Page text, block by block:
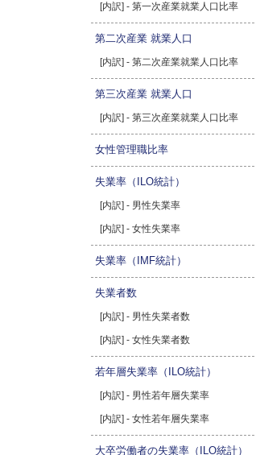
[内訳] - 第一次産業就業人口比率
第二次産業 就業人口
[内訳] - 第二次産業就業人口比率
第三次産業 就業人口
[内訳] - 第三次産業就業人口比率
女性管理職比率
失業率（ILO統計）
[内訳] - 男性失業率
[内訳] - 女性失業率
失業率（IMF統計）
失業者数
[内訳] - 男性失業者数
[内訳] - 女性失業者数
若年層失業率（ILO統計）
[内訳] - 男性若年層失業率
[内訳] - 女性若年層失業率
大卒労働者の失業率（ILO統計）